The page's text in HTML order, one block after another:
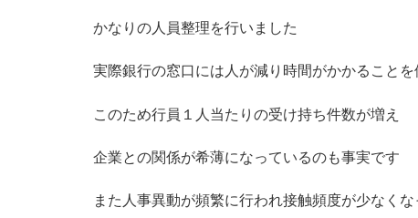
かなりの人員整理を行いました
実際銀行の窓口には人が減り時間がかかること
このため行員１人当たりの受け持ち件数が増え
企業との関係が希薄になっているのも事実です
また人事異動が頻繁に行われ接触頻度が少なく